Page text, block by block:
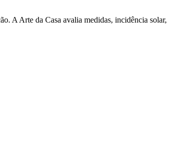
A Arte da Casa avalia medidas, incidência solar,